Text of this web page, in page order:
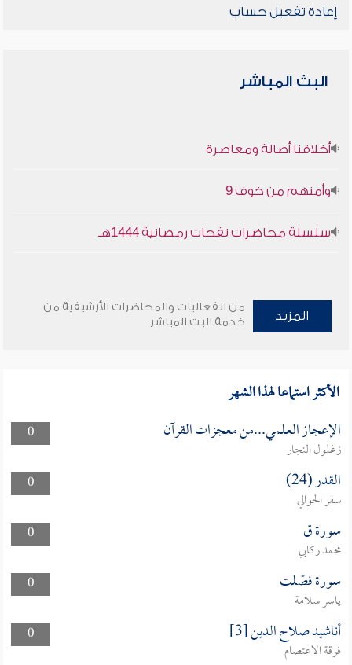
إعادة تفعيل حساب
البث المباشر
أخلاقنا أصالة ومعاصرة
وأمنهم من خوف 9
سلسلة محاضرات نفحات رمضانية 1444هـ
المزيد
من الفعاليات والمحاضرات الأرشيفية من
خدمة البث المباشر
الأكثر استماعا لهذا الشهر
0 الإعجاز العلمي...من معجزات القرآن
زغلول النجار
0
القدر (24)
سفر الحوالي
0
سورة ق
محمد ركابي
0
سورة فصّلت
ياسر سلامة
0
أناشيد صلاح الدين [3]
فرقة الاعتصام